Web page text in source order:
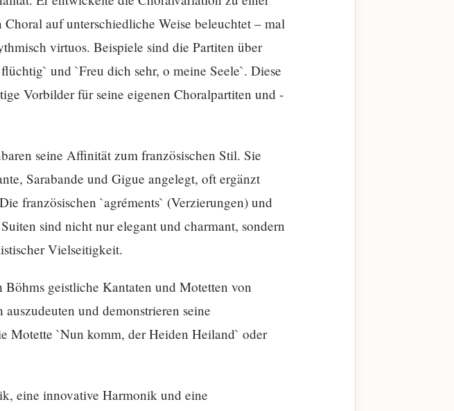
auf unterschiedliche Weise beleuchtet – mal
virtuos. Beispiele sind die Partiten über
und `Freu dich sehr, o meine Seele`. Diese
Vorbilder für seine eigenen Choralpartiten und -
seine Affinität zum französischen Stil. Sie
Sarabande und Gigue angelegt, oft ergänzt
französischen `agréments` (Verzierungen) und
sind nicht nur elegant und charmant, sondern
Vielseitigkeit.
geistliche Kantaten und Motetten von
und demonstrieren seine
Motette `Nun komm, der Heiden Heiland` oder
eine innovative Harmonik und eine